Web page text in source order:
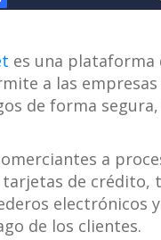
es una plataforma
a las
de forma
a
tarjetas de crédito,
electrónicos
de los clientes.